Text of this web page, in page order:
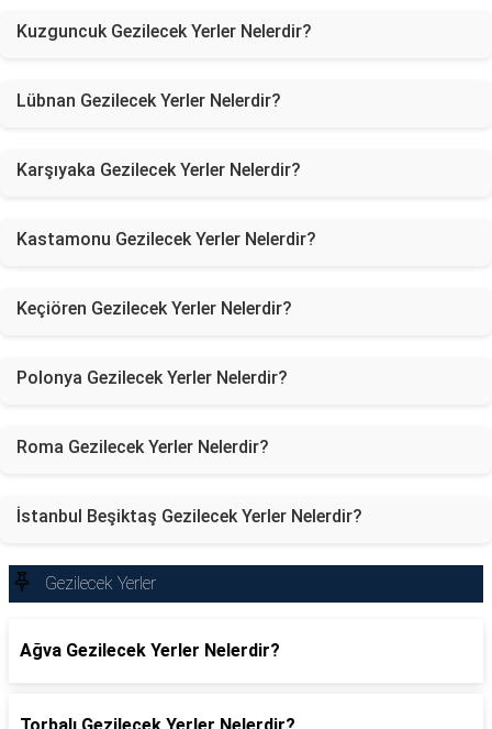
Kuzguncuk Gezilecek Yerler Nelerdir?
Lübnan Gezilecek Yerler Nelerdir?
Karşıyaka Gezilecek Yerler Nelerdir?
Kastamonu Gezilecek Yerler Nelerdir?
Keçiören Gezilecek Yerler Nelerdir?
Polonya Gezilecek Yerler Nelerdir?
Roma Gezilecek Yerler Nelerdir?
İstanbul Beşiktaş Gezilecek Yerler Nelerdir?
Gezilecek Yerler
Ağva Gezilecek Yerler Nelerdir?